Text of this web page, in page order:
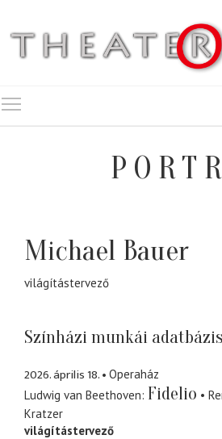
Michael Bauer
világítástervező
Színházi munkái
2026. április 18.
Operaház
Ludwig van Beethoven Fidelio
Kratzer
világítástervező